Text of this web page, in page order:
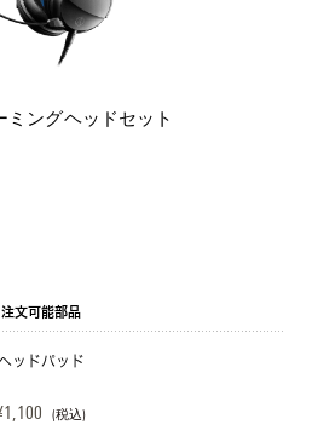
ミングヘッドセット
注文可能部品
ヘッドパッド
(税込)